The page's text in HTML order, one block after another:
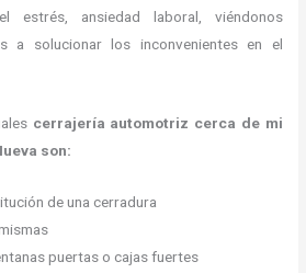
estrés, ansiedad laboral, viéndonos
a solucionar los inconvenientes en el
cerrajería automotriz cerca de mi
Nueva son:
de una cerradura
puertas o cajas fuertes